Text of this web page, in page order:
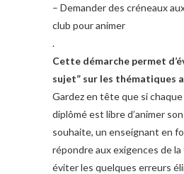
– Demander des créneaux
club pour animer
.
Cette démarche permet
sujet” sur les thématiques
Gardez en tête que si
diplômé est libre d’animer
souhaite, un enseignant en
répondre aux exigences de
éviter les quelques erreurs